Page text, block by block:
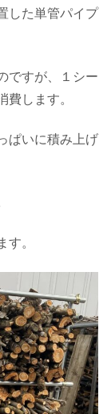
した単管パイプ
ですが、１シー
費します。
ぱいに積み上げ
す。